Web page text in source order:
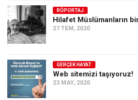
RÖPORTAJ
Hilafet Müslümanların
27 TEM, 2020
GERÇEK HAYAT
Web sitemizi taşıyoruz!
23 MAY, 2020